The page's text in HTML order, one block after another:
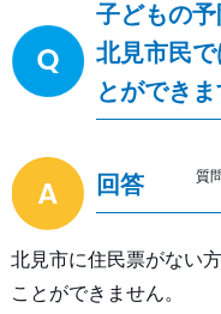
子どもの
北見市民
とができ
回答 質
北見市に住民票がない
ことができません。